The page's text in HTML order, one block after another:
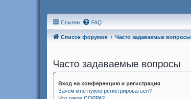
Ссылки FAQ
Список форумов Часто задаваемые вопросы
Часто задаваемые вопросы
Вход на конференцию и регистрация
Зачем мне нужно регистрироваться?